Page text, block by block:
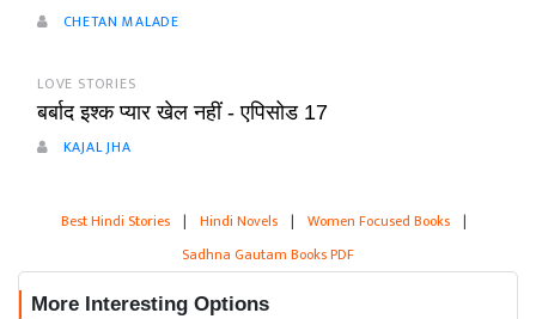
CHETAN MALADE
LOVE STORIES
बर्बाद इश्क प्यार खेल नहीं - एपिसोड 17
KAJAL JHA
Best Hindi Stories | Hindi Novels | Women Focused Books |
Sadhna Gautam Books PDF
More Interesting Options